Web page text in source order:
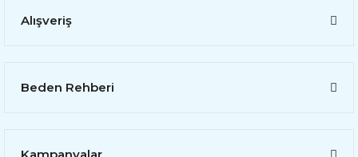
Alışveriş
Beden Rehberi